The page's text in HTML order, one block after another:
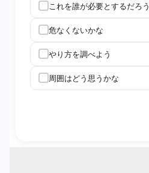
これを誰が必要とするだろう
危なくないかな
やり方を調べよう
周囲はどう思うかな